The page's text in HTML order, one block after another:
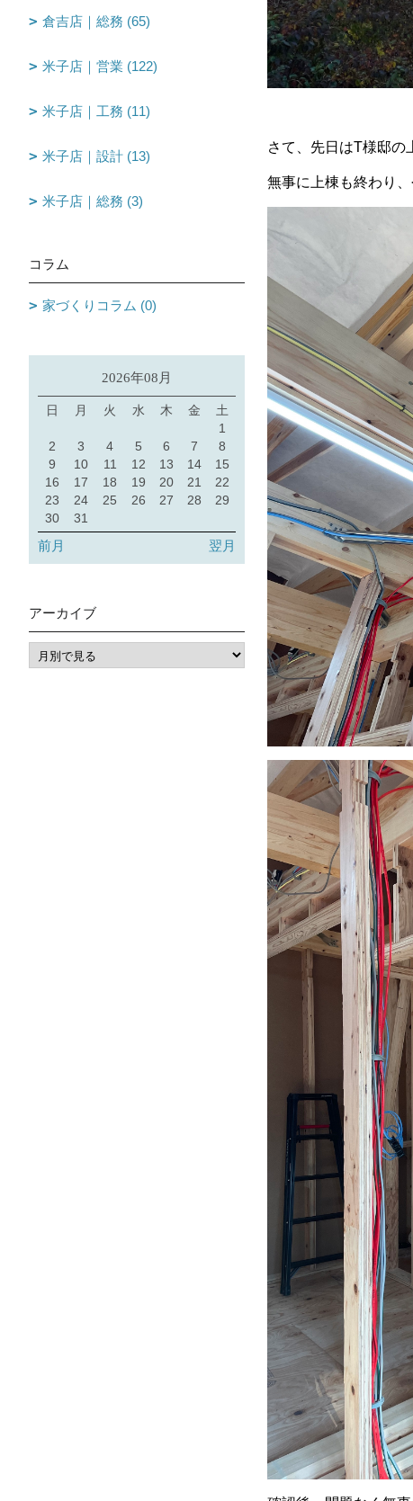
さて、先日はT様邸の
無事に上棟も終わり
倉吉店｜総務 (65)
米子店｜営業 (122)
米子店｜工務 (11)
米子店｜設計 (13)
米子店｜総務 (3)
コラム
家づくりコラム (0)
2026年08月
日 月 火 水 木 金
土
1
2
3 4 5 6 7
8
9
10 11 12 13 14
15
16
17 18 19 20 21
22
23
24 25 26 27 28
29
30
31
前月 翌月
アーカイブ